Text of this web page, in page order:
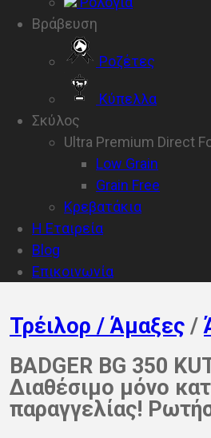
Βράβευση
Ροζέτες
Κύπελλα
Σκύλος
Ultra Premium Direct
Low Grain
Grain Free
Κρεβατάκια
Η Εταιρεία
Blog
Επικοινωνία
Τρέιλορ / Άμαξες /
BADGER BG 350
Διαθέσιμο μόνο
παραγγελίας!